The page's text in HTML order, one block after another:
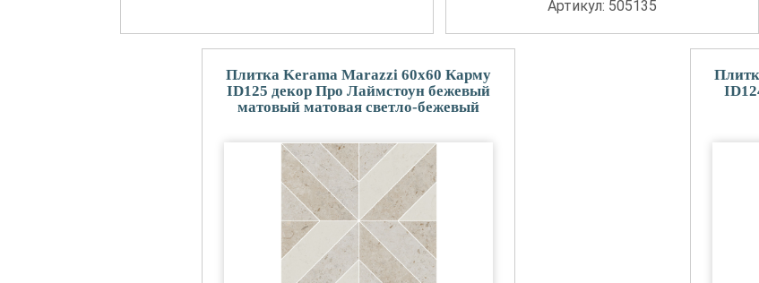
Артикул: 505135
Плитка Kerama Marazzi 60x60 Карму
ID125 декор Про Лаймстоун бежевый
матовый матовая светло-бежевый